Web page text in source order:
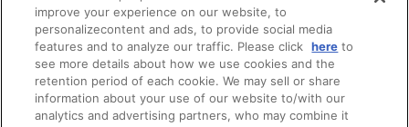
利用規約 特定商取引法に基づく表示 プライバシーポリシー
プライバシーオプション 会社概要
ご利用情報
ご利用ガイド サイトマップ お問い合わせ
会員メニュー
ログイン 会員規約 新規会員登録
その他のご案内
improve your experience on our website, to
personalizecontent and ads, to provide social media
features and to analyze our traffic. Please click here to
see more details about how we use cookies and the
retention period of each cookie. We may sell or share
information about your use of our website to/with our
analytics and advertising partners, who may combine it